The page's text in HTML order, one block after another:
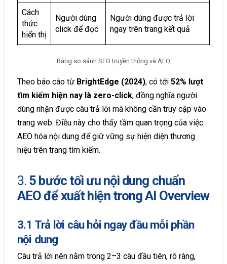
Cách
thức
hiển thị
Người dùng
click để đọc
Người dùng được trả lời
ngay trên trang kết quả
Bảng so sánh SEO truyền thống và AEO
Theo báo cáo từ BrightEdge (2024), có tới 52% lượt
tìm kiếm hiện nay là zero-click, đồng nghĩa người
dùng nhận được câu trả lời mà không cần truy cập vào
trang web. Điều này cho thấy tầm quan trọng của việc
AEO hóa nội dung để giữ vững sự hiện diện thương
hiệu trên trang tìm kiếm.
3. 5 bước tối ưu nội dung chuẩn
AEO để xuất hiện trong AI Overview
3.1 Trả lời câu hỏi ngay đầu mỗi phần
nội dung
Câu trả lời nên nằm trong 2–3 câu đầu tiên, rõ ràng,